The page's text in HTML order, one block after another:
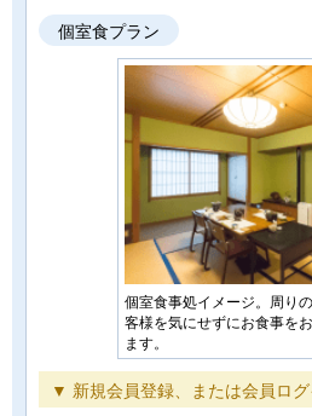
個室食プラン
個室食事処イメージ。周り
客様を気にせずにお食事を
ます。
▼ 新規会員登録、または会員ロ